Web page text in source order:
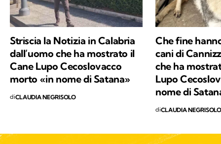
o meno vicini agli esseri umani, con la
speranza di sensibilizzare alla tutela di ogni
Striscia la Notizia in Calabria
dall’uomo che ha mostrato il
Cane Lupo Cecoslovacco
morto «in nome di Satana»
diCLAUDIA NEGRISOLO
Che fine
cani di
che ha
Lupo
nome di
diCLAUDIA NEGRISOLO